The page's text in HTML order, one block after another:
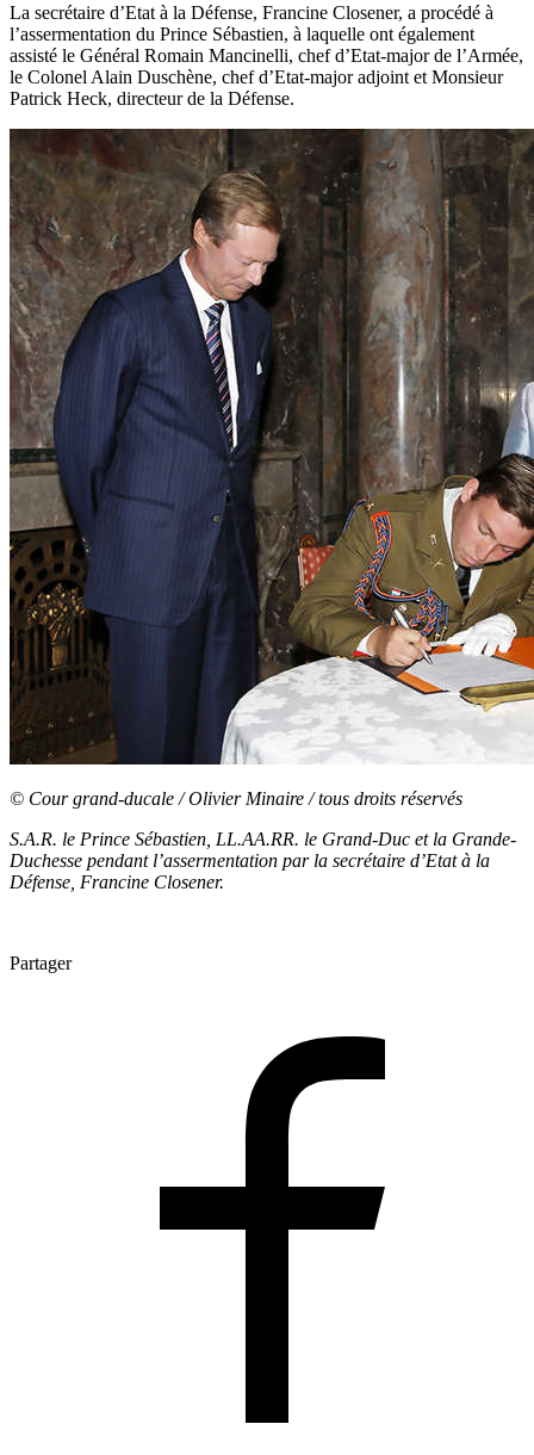
La secrétaire d’Etat à la Défense, Francine Closener, a procédé à
l’assermentation du Prince Sébastien, à laquelle ont également
assisté le Général Romain Mancinelli, chef d’Etat-major de l’Armée,
le Colonel Alain Duschène, chef d’Etat-major adjoint et Monsieur
Patrick Heck, directeur de la Défense.
© Cour grand-ducale / Olivier Minaire / tous droits réservés
S.A.R. le Prince Sébastien, LL.AA.RR. le Grand-Duc et la Grande-
Duchesse pendant l’assermentation par la secrétaire d’Etat à la
Défense, Francine Closener.
Partager